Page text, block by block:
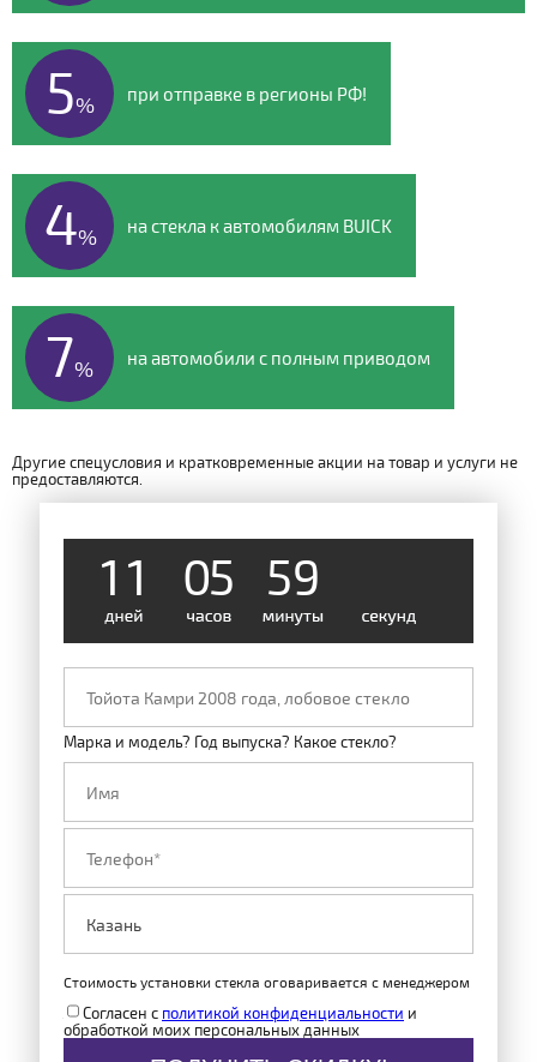
5% при отправке в регионы РФ!
4% на стекла к автомобилям BUICK
7% на автомобили с полным приводом
Другие спецусловия и кратковременные акции на товар и услуги не
предоставляются.
1 1 05 59
Марка и модель? Год выпуска? Какое стекло?
Стоимость установки стекла оговаривается с менеджером
Согласен с политикой конфиденциальности и
обработкой моих персональных данных